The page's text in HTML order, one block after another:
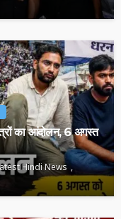
का आंदोलन, 6 अगस्त
Hindi News